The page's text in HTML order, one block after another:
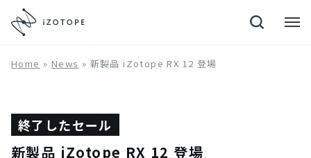
Home » News » 新製品 iZotope RX 12 登場
終了したセール
新製品 iZotope RX 12 登場